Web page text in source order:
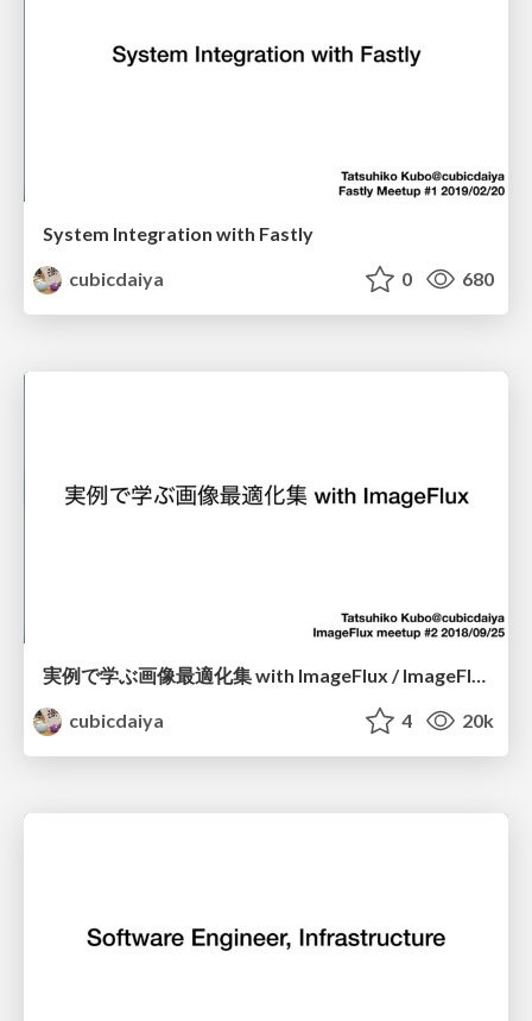
System Integration with Fastly
cubicdaiya
0 680
実例で学ぶ画像最適化集 with ImageFlux / ImageFlux meetup#2
cubicdaiya
4 20k